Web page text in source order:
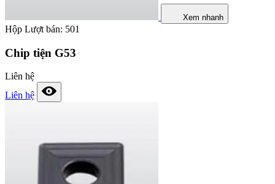
Xem nhanh
Hộp Lượt bán: 501
Chip tiện G53
Liên hệ
Liên hệ